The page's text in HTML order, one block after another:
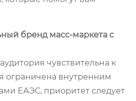
бренд масс-маркета с
чувствительна к
ограничена внутренним
ЕАЭС, приоритет следует